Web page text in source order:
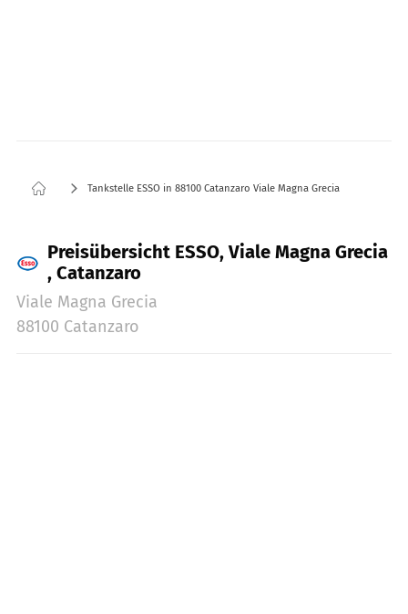
Tankstelle ESSO in 88100 Catanzaro Viale Magna Grecia
Preisübersicht ESSO, Viale Magna Grecia
, Catanzaro
Viale Magna Grecia
88100 Catanzaro